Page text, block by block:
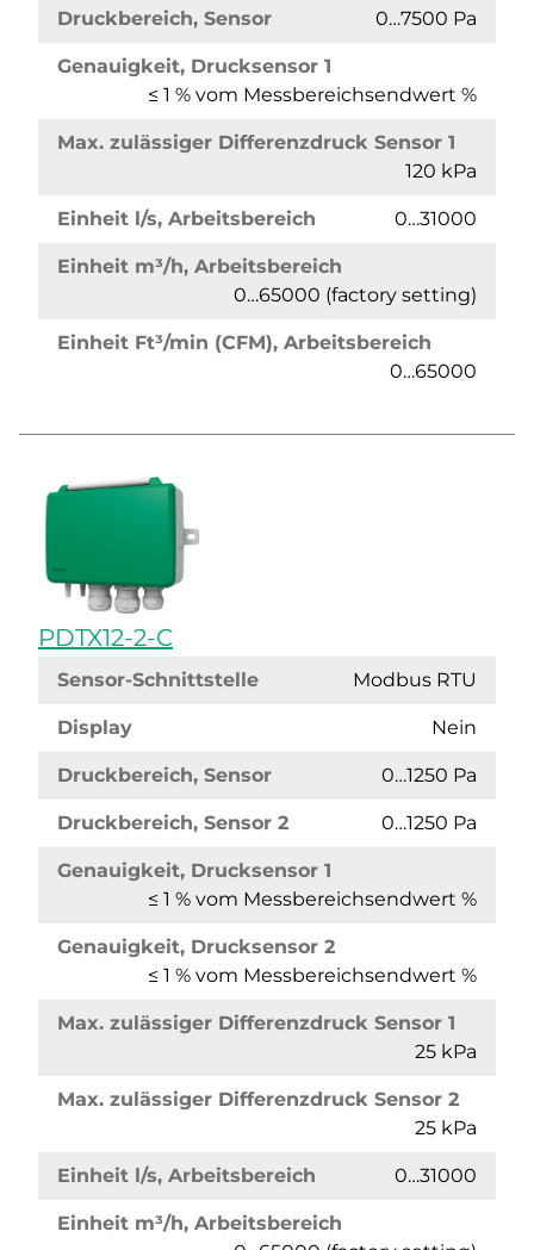
Druckbereich, Sensor 0…7500 Pa
Genauigkeit, Drucksensor 1
≤ 1 % vom Messbereichsendwert %
Max. zulässiger Differenzdruck Sensor 1
120 kPa
Einheit l/s, Arbeitsbereich 0…31000
Einheit m³/h, Arbeitsbereich
0…65000 (factory setting)
Einheit Ft³/min (CFM), Arbeitsbereich
0…65000
PDTX12-2-C
Sensor-Schnittstelle Modbus RTU
Display Nein
Druckbereich, Sensor 0…1250 Pa
Druckbereich, Sensor 2 0…1250 Pa
Genauigkeit, Drucksensor 1
≤ 1 % vom Messbereichsendwert %
Genauigkeit, Drucksensor 2
≤ 1 % vom Messbereichsendwert %
Max. zulässiger Differenzdruck Sensor 1
25 kPa
Max. zulässiger Differenzdruck Sensor 2
25 kPa
Einheit l/s, Arbeitsbereich 0…31000
Einheit m³/h, Arbeitsbereich